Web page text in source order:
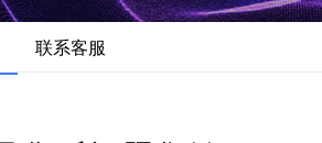
联系客服